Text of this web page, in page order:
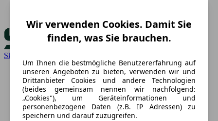
Skoda
Wir verwenden Cookies. Damit Sie
finden, was Sie brauchen.
Um Ihnen die bestmögliche Benutzererfahrung auf
unseren Angeboten zu bieten, verwenden wir und
Drittanbieter Cookies und andere Technologien
(beides gemeinsam nennen wir nachfolgend:
„Cookies"), um Geräteinformationen und
personenbezogene Daten (z.B. IP Adressen) zu
speichern und darauf zuzugreifen.